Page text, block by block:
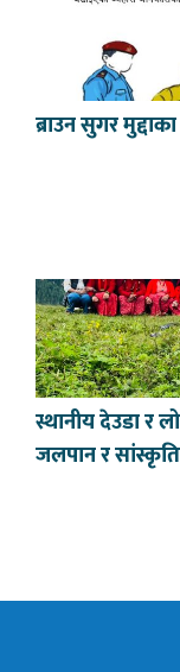
ब्राउन सुगर
स्थानीय देउडा र
जलपान र